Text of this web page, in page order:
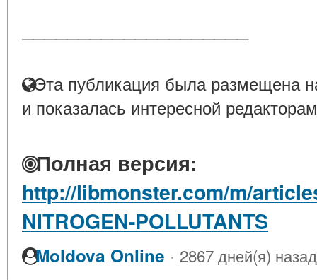
Эта публикация была размещена
и показалась интересной
Полная версия:
http://libmonster.com/m/
NITROGEN-POLLUTANTS
Moldova Online · 2867 дней(я) назад